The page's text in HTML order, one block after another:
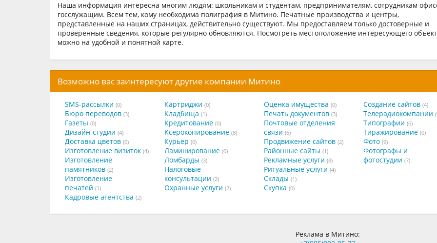
Наша информация интересна многим людям: школьникам и студентам, предпринимателям, сотрудникам
госслужащим. Всем тем, кому необходима полиграфия в Митино. Печатные производства и центры,
представленные на наших страницах, действительно существуют. Мы предоставляем только достоверные и
проверенные сведения, которые регулярно обновляются. Посмотреть местоположение интересующего
можно на удобной и понятной карте.
Возможно вас заинтересуют другие компании Митино
SMS-рассылки (0)
Бюро переводов (3)
Газеты (0)
Дизайн-студии (4)
Доставка цветов (0)
Изготовление визиток (4)
Изготовление
памятников (2)
Изготовление
печатей (1)
Кадровые агентства (2)
Картриджи (0)
Кладбища (1)
Кредитование (0)
Ксерокопирование (8)
Курьер (0)
Ламинирование (0)
Ломбарды (3)
Налоговые
консультации (2)
Охранные услуги (2)
Оценка имущества (0)
Печать документов (3)
Почтовые отделения
связи (6)
Продвижение сайтов (2)
Районные сайты (1)
Рекламные услуги (8)
Ритуальные услуги (4)
Склады (1)
Скупка (0)
Создание сайтов (4)
Телерадиокомпании
Типографии (6)
Тиражирование (0)
Фото (9)
Фотографы и
фотостудии (7)
Реклама в Митино: